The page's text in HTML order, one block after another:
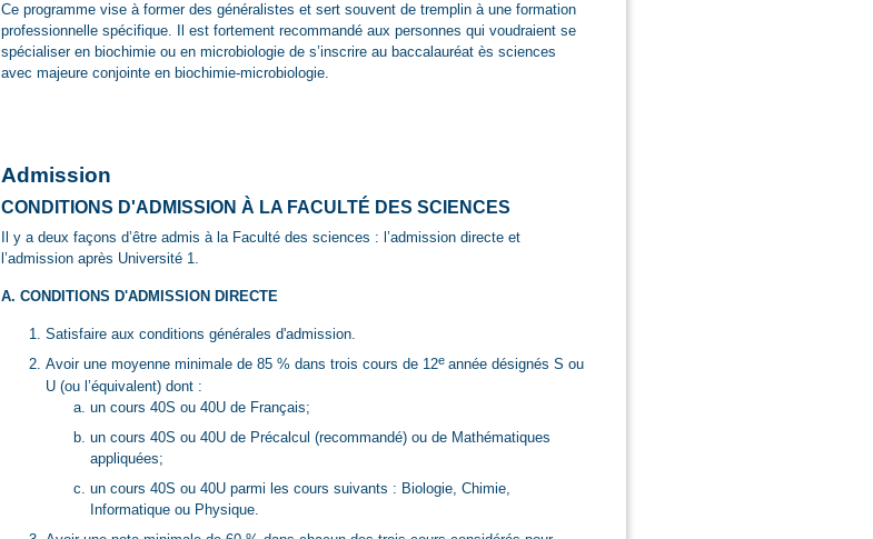
Ce programme vise à former des généralistes et sert souvent de tremplin à une formation
professionnelle spécifique. Il est fortement recommandé aux personnes qui voudraient se
spécialiser en biochimie ou en microbiologie de s’inscrire au baccalauréat ès sciences
avec majeure conjointe en biochimie-microbiologie.
Admission
CONDITIONS D'ADMISSION À LA FACULTÉ DES SCIENCES
Il y a deux façons d’être admis à la Faculté des sciences : l’admission directe et
l’admission après Université 1.
A. CONDITIONS D'ADMISSION DIRECTE
Satisfaire aux conditions générales d'admission.
Avoir une moyenne minimale de 85 % dans trois cours de 12e année désignés S ou
U (ou l’équivalent) dont :
un cours 40S ou 40U de Français;
un cours 40S ou 40U de Précalcul (recommandé) ou de Mathématiques
appliquées;
un cours 40S ou 40U parmi les cours suivants : Biologie, Chimie,
Informatique ou Physique.